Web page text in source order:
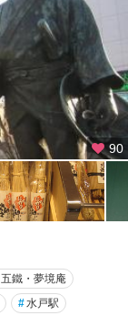
90
五鐵・夢境庵
#水戸駅